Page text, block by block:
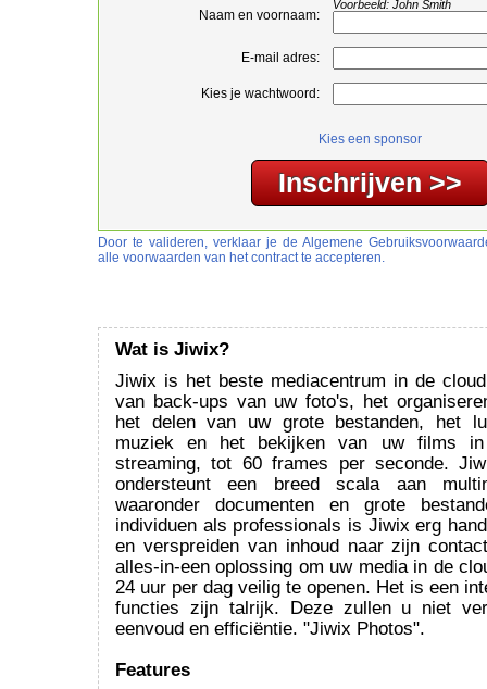
Naam en voornaam:
Voorbeeld: John Smith
E-mail adres:
Kies je wachtwoord:
Kies een sponsor
Door te valideren, verklaar je de Algemene
alle voorwaarden van het contract te accepteren.
Wat is Jiwix?
Jiwix is het beste mediacentrum in de
van back-ups van uw foto's, het
het delen van uw grote bestanden, het
muziek en het bekijken van uw films
streaming, tot 60 frames per seconde.
ondersteunt een breed scala aan
waaronder documenten en grote
individuen als professionals is Jiwix erg
en verspreiden van inhoud naar zijn
alles-in-een oplossing om uw media in de
24 uur per dag veilig te openen. Het is een
functies zijn talrijk. Deze zullen u niet
eenvoud en efficiëntie. "Jiwix Photos".
Features